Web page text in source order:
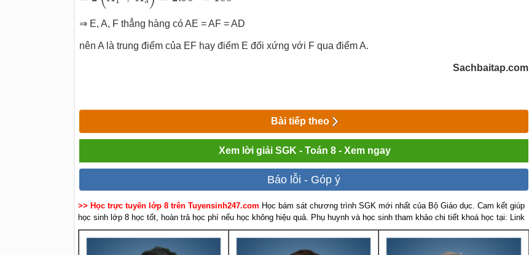
⇒ E, A, F thẳng hàng có AE = AF = AD
nên A là trung điểm của EF hay điểm E đối xứng với F qua điểm A.
Sachbaitap.com
Bài tiếp theo
Xem lời giải SGK - Toán 8 - Xem ngay
Báo lỗi - Góp ý
>> Học trực tuyến lớp 8 trên Tuyensinh247.com Học bám sát chương trình SGK mới nhất của Bộ Giáo dục. Cam kết giúp
học sinh lớp 8 học tốt, hoàn trả học phí nếu học không hiệu quả. Phụ huynh và học sinh tham khảo chi tiết khoá học tại: Link